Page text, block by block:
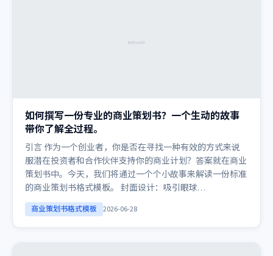
如何撰写一份专业的商业策划书？一个生动的故事
带你了解全过程。
引言 作为一个创业者，你是否在寻找一种有效的方式来说
服潜在投资者和合作伙伴支持你的商业计划？答案就在商业
策划书中。今天，我们将通过一个个小故事来解读一份标准
的商业策划书格式模板。 封面设计：吸引眼球…
商业策划书格式模板 2026-06-28